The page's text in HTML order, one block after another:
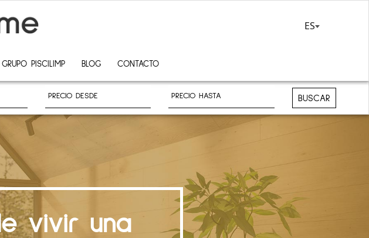
ES
GRUPO PISCILIMP BLOG CONTACTO
BUSCAR
vivir una